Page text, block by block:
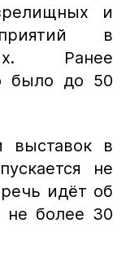
и
в
Ранее
было до 50
выставок в
не
идёт об
не более 30